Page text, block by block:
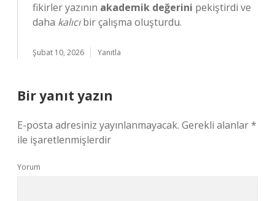
fikirler yazının akademik değerini pekiştirdi ve
daha kalıcıbir çalışma oluşturdu.
Şubat 10, 2026 Yanıtla
Bir yanıt yazın
E-posta adresiniz yayınlanmayacak. Gerekli alanlar*
ile işaretlenmişlerdir
Yorum